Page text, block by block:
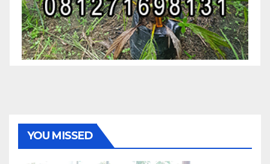
YOU MISSED